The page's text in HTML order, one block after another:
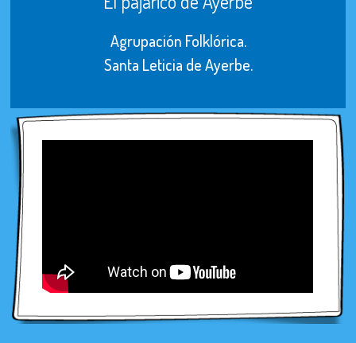
Agrupación Folklórica.
Santa Leticia de Ayerbe.